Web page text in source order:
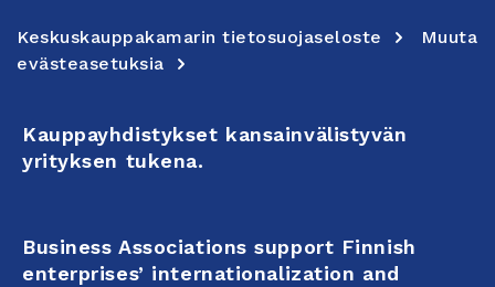
Keskuskauppakamarin tietosuojaseloste
Muuta
evästeasetuksia
Kauppayhdistykset kansainvälistyvän
yrityksen tukena.
Business Associations support Finnish
enterprises’ internationalization and